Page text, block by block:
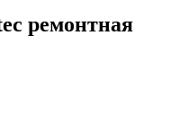
ремонтная